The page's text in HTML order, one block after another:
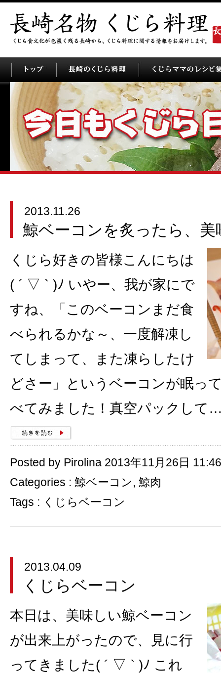
2013.11.26
鯨ベーコンを炙ったら、
くじら好きの皆様こんにちは
( ´ ▽ ` )ﾉ いやー、我が家にで
すね、「このベーコンまだ食
べられるかな～、一度解凍し
てしまって、また凍らしたけ
どさー」というベーコンが眠っ
べてみました！真空パックして
Posted by Pirolina 2013年11月26日 11:46
Categories : 鯨ベーコン, 鯨肉
Tags : くじらベーコン
2013.04.09
くじらベーコン
本日は、美味しい鯨ベーコン
が出来上がったので、見に行
ってきました( ´ ▽ ` )ﾉ これ